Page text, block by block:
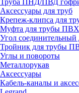
Труба ПНД/ПВД
Аксессуары для труб
Крепеж-клипса для
Муфта для трубы ПВХ
Угол
Тройник для трубы
Углы и повороты
Металлорукав
Аксессуары
Кабель-каналы и